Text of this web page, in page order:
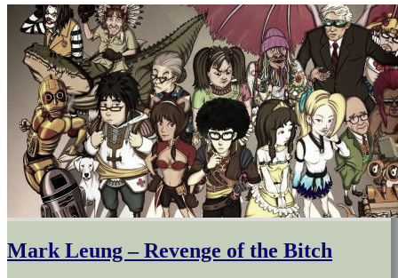
Mark Leung – Revenge of the Bitch